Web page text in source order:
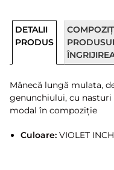
DETALII
PRODUS
Mânecă lungă mulata,
genunchiului, cu
modal în compoziție
Culoare:VIOLET